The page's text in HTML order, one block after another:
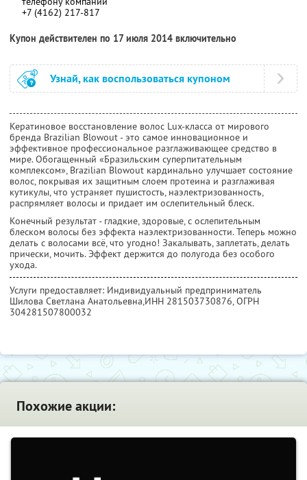
+7 (4162) 217-817
Купон действителен по 17 июля 2014 включительно
Узнай, как воспользоваться купоном
Кератиновое восстановление волос Lux-класса от мирового
бренда Brazilian Blowout - это самое инновационное и
эффективное профессиональное разглаживающее средство в
мире. Обогащенный «Бразильским суперпитательным
комплексом», Brazilian Blowout кардинально улучшает состояние
волос, покрывая их защитным слоем протеина и разглаживая
кутикулы, что устраняет пушистость, наэлектризованность,
распрямляет волосы и придает им ослепительный блеск.
Конечный результат - гладкие, здоровые, с ослепительным
блеском волосы без эффекта наэлектризованности. Теперь можно
делать с волосами всё, что угодно! Закалывать, заплетать, делать
прически, мочить. Эффект держится до полугода без особого
ухода.
Услуги предоставляет: Индивидуальный предприниматель
Шилова Светлана Анатольевна,ИНН 281503730876, ОГРН
304281507800032
Похожие акции: